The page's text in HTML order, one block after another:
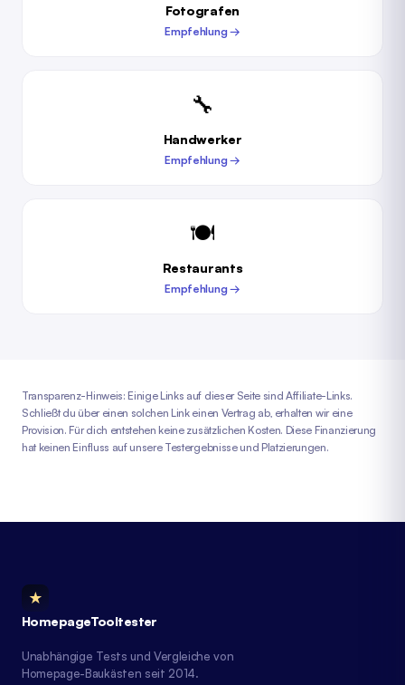
Fotografen
Empfehlung →
🔧
Handwerker
Empfehlung →
🍽️
Restaurants
Empfehlung →
Transparenz-Hinweis: Einige Links auf dieser Seite sind Affiliate-Links.
Schließt du über einen solchen Link einen Vertrag ab, erhalten wir eine
Provision. Für dich entstehen keine zusätzlichen Kosten. Diese Finanzierung
hat keinen Einfluss auf unsere Testergebnisse und Platzierungen.
★
HomepageTooltester
Unabhängige Tests und Vergleiche von
Homepage-Baukästen seit 2014.